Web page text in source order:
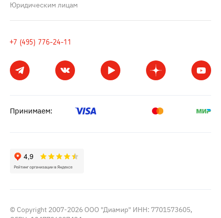
Юридическим лицам
+7 (495) 776-24-11
Принимаем:
© Copyright 2007-2026 ООО "Диамир" ИНН: 7701573605,